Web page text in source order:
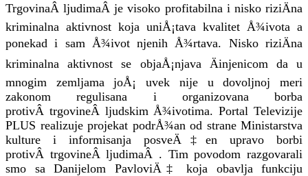
TrgovinaÂ ljudimaÂ je visoko profitabilna i nisko riziÄna
kriminalna aktivnost koja uniÅ¡tava kvalitet Å¾ivota a
ponekad i sam Å¾ivot njenih Å¾rtava. Nisko riziÄna
kriminalna aktivnost se objaÅ¡njava Äinjenicom da u
mnogim zemljama joÅ¡ uvek nije u dovoljnoj meri
zakonom regulisana i organizovana borba
protivÂ trgovineÂ ljudskim Å¾ivotima. Portal Televizije
PLUS realizuje projekat podrÅ¾an od strane Ministarstva
kulture i informisanja posveÄ‡en upravo borbi
protivÂ trgovineÂ ljudimaÂ . Tim povodom razgovarali
smo sa Danijelom PavloviÄ‡ koja obavlja funkciju